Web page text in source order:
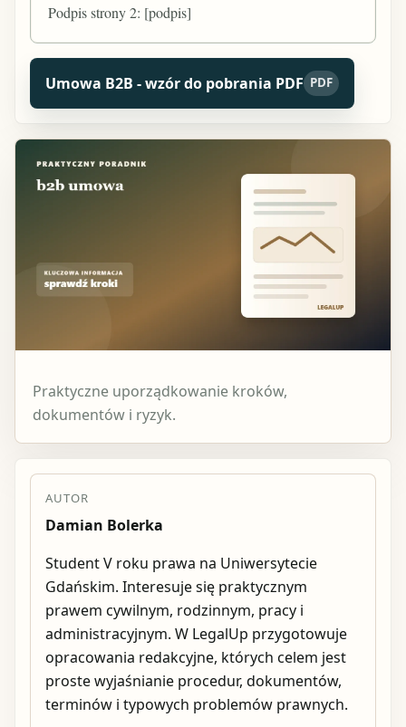
Podpis strony 2: [podpis]
Umowa B2B - wzór do pobrania PDF PDF
Praktyczne uporządkowanie kroków,
dokumentów i ryzyk.
AUTOR
Damian Bolerka
Student V roku prawa na Uniwersytecie
Gdańskim. Interesuje się praktycznym
prawem cywilnym, rodzinnym, pracy i
administracyjnym. W LegalUp przygotowuje
opracowania redakcyjne, których celem jest
proste wyjaśnianie procedur, dokumentów,
terminów i typowych problemów prawnych.